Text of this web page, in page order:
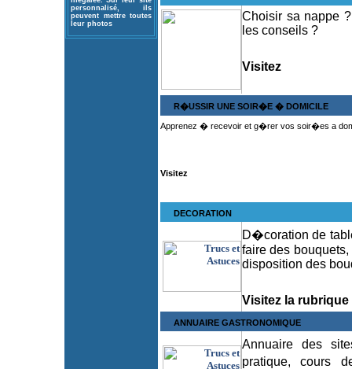
personnalisé, ils
peuvent mettre toutes
leur photos
Choisir sa nappe
les conseils ?
Visitez
R�USSIR UNE SOIR�E � DOMICILE
Apprenez � recevoir et g�rer vos soir�es a
Visitez
DECORATION
D�coration de
faire des
disposition des
Visitez la rubrique
ANNUAIRE GASTRONOMIQUE
Annuaire des
pratique, cours